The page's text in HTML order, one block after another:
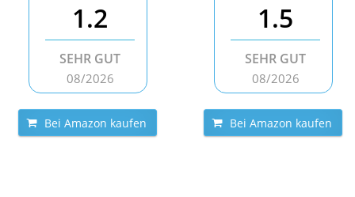
1.2
SEHR GUT
08/2026
Bei Amazon kaufen
1.5
SEHR GUT
08/2026
Bei Amazon kaufen